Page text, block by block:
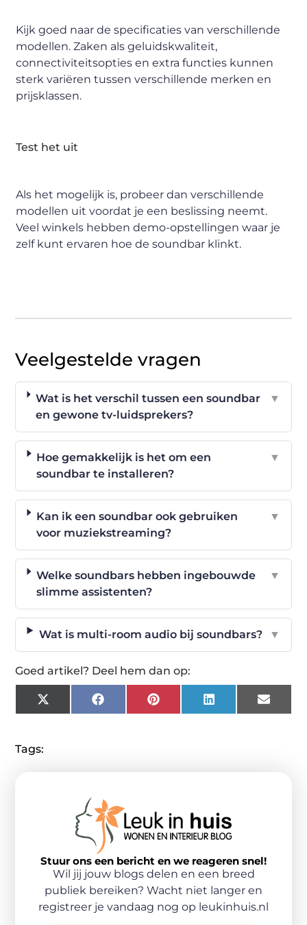
Kijk goed naar de specificaties van verschillende
modellen. Zaken als geluidskwaliteit,
connectiviteitsopties en extra functies kunnen
sterk variëren tussen verschillende merken en
prijsklassen.
Test het uit
Als het mogelijk is, probeer dan verschillende
modellen uit voordat je een beslissing neemt.
Veel winkels hebben demo-opstellingen waar je
zelf kunt ervaren hoe de soundbar klinkt.
Veelgestelde vragen
Wat is het verschil tussen een soundbar
en gewone tv-luidsprekers?
▼
Hoe gemakkelijk is het om een
soundbar te installeren?
▼
Kan ik een soundbar ook gebruiken
voor muziekstreaming?
▼
Welke soundbars hebben ingebouwde
slimme assistenten?
▼
Wat is multi-room audio bij soundbars? ▼
Goed artikel? Deel hem dan op:
X
(Twitter)
FacebookPinterestLinkedIn Email
Tags:
Stuur ons een bericht en we reageren snel!
Wil jij jouw blogs delen en een breed
publiek bereiken? Wacht niet langer en
registreer je vandaag nog op leukinhuis.nl